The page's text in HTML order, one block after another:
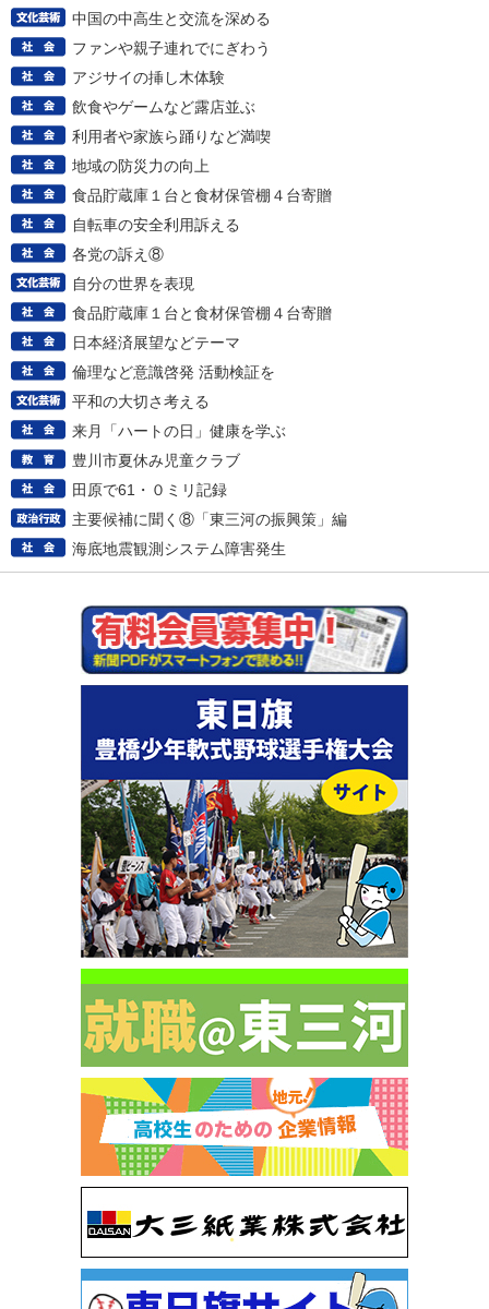
中国の中高生と交流を深める
ファンや親子連れでにぎわう
アジサイの挿し木体験
飲食やゲームなど露店並ぶ
利用者や家族ら踊りなど満喫
地域の防災力の向上
食品貯蔵庫１台と食材保管棚４台寄贈
自転車の安全利用訴える
各党の訴え⑧
自分の世界を表現
食品貯蔵庫１台と食材保管棚４台寄贈
日本経済展望などテーマ
倫理など意識啓発 活動検証を
平和の大切さ考える
来月「ハートの日」健康を学ぶ
豊川市夏休み児童クラブ
田原で61・０ミリ記録
主要候補に聞く⑧「東三河の振興策」編
海底地震観測システム障害発生